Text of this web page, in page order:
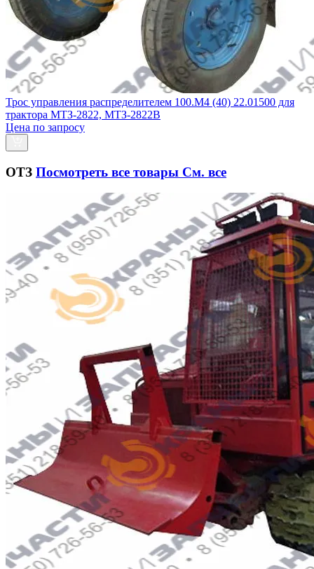
Трос управления распределителем 100.М4 (40) 22.01500 для
трактора МТЗ-2822, МТЗ-2822В
Цена по запросу
ОТЗ Посмотреть все товары См. все